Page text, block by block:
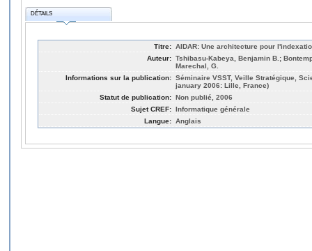
DÉTAILS
Titre: AIDAR: Une architecture pour
Auteur: Tshibasu-Kabeya, Benjamin B.;
Marechal, G.
Informations sur la publication: Séminaire VSST, Veille Stratégique,
january 2006: Lille, France)
Statut de publication: Non publié, 2006
Sujet CREF: Informatique générale
Langue: Anglais